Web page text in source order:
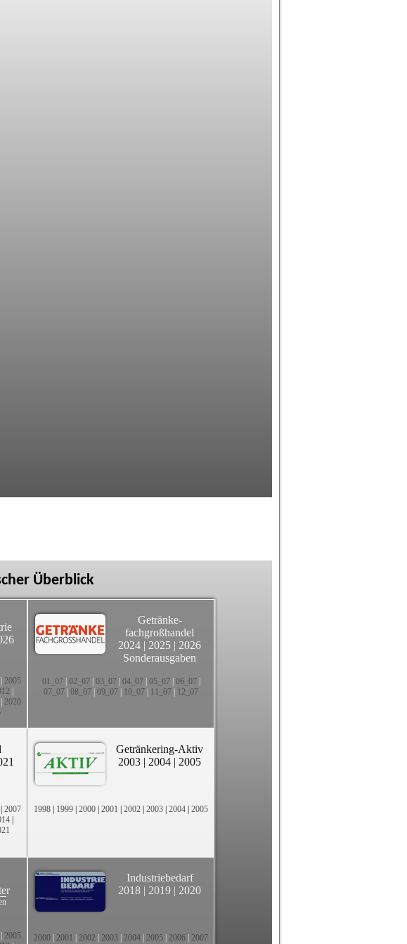
Überblick
2005
2020
Getränke-
fachgroßhandel
2024 | 2025 | 2026
Sonderausgaben
01_07| 02_07| 03_07| 04_07| 05_07| 06_07|
07_07 08_07 09_07 10_07 11_07 12_07
| 2007
|
Getränkering-Aktiv
2003 | 2004 | 2005
1998 | 1999 | 2000 | 2001 | 2002 | 2003 | 2004 | 2005
2005
Industriebedarf
2018 | 2019 | 2020
2000 2001 2002 2003 2004 2005 2006 2007